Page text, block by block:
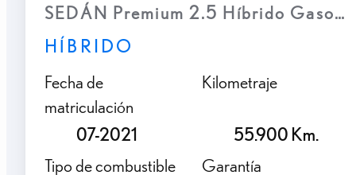
SEDÁN Premium 2.5 Híbrido
HÍBRIDO
Fecha de
matriculación
07-2021
Kilometraje
55.900 Km.
Tipo de combustible
Garantía